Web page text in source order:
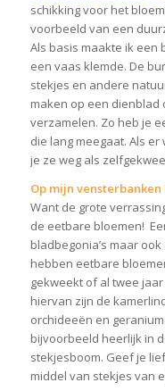
schikking voor het
voorbeeld van een
Als basis maakte ik een
een vaas klemde. De
stekjes en andere
maken op een dienblad
verzamelen. Zo heb je
die lang meegaat. Als
je ze weg als
Op mijn
Want de grote
de eetbare bloemen!
bladbegonia’s maar
hebben eetbare
gekweekt of al twee
hiervan zijn de
orchideeën en
bijvoorbeeld heerlijk in
stekjesboom. Geef je
middel van stekjes van